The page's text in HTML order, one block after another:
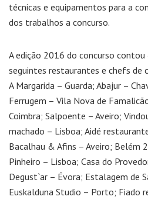
técnicas e equipamentos para a
dos trabalhos a concurso.
A edição 2016 do concurso
seguintes restaurantes e chefs de
A Margarida – Guarda; Abajur –
Ferrugem – Vila Nova de
Coimbra; Salpoente – Aveiro;
machado – Lisboa; Aidé
Bacalhau & Afins – Aveiro; Belém
Pinheiro – Lisboa; Casa do
Degust`ar – Évora; Estalagem de
Euskalduna Studio – Porto; Fiado